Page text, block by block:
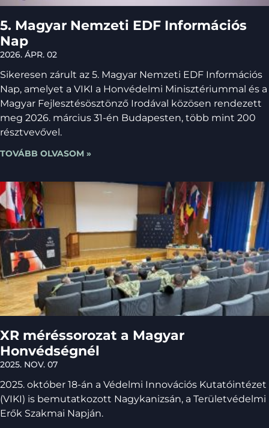
5. Magyar Nemzeti EDF Információs
Nap
2026. ÁPR. 02
Sikeresen zárult az 5. Magyar Nemzeti EDF Információs
Nap, amelyet a VIKI a Honvédelmi Minisztériummal és a
Magyar Fejlesztésösztönző Irodával közösen rendezett
meg 2026. március 31-én Budapesten, több mint 200
résztvevővel.
TOVÁBB OLVASOM »
XR méréssorozat a Magyar
Honvédségnél
2025. NOV. 07
2025. október 18-án a Védelmi Innovációs Kutatóintézet
(VIKI) is bemutatkozott Nagykanizsán, a Területvédelmi
Erők Szakmai Napján.